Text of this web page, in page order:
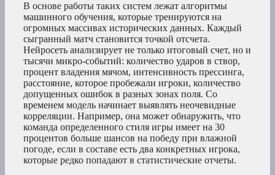
В основе работы таких систем лежат алгоритмы
машинного обучения, которые тренируются на
огромных массивах исторических данных. Каждый
сыгранный матч становится точкой отсчета.
Нейросеть анализирует не только итоговый счет, но и
тысячи микро-событий: количество ударов в створ,
процент владения мячом, интенсивность прессинга,
расстояние, которое пробежали игроки, количество
допущенных ошибок в разных зонах поля. Со
временем модель начинает выявлять неочевидные
корреляции. Например, она может обнаружить, что
команда определенного стиля игры имеет на 30
процентов больше шансов на победу при влажной
погоде, если в составе есть два конкретных игрока,
которые редко попадают в статистические отчеты.